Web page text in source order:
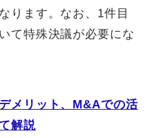
ります。なお、1件目
て特殊決議が必要にな
メリット、M&Aでの活
解説